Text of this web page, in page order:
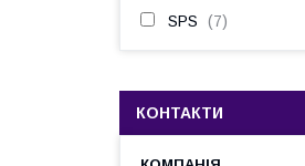
SPS 7
КОНТАКТИ